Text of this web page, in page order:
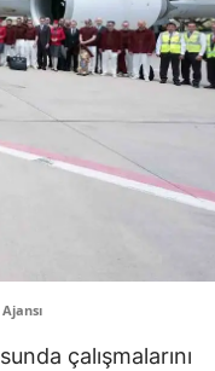
çalışmalarını